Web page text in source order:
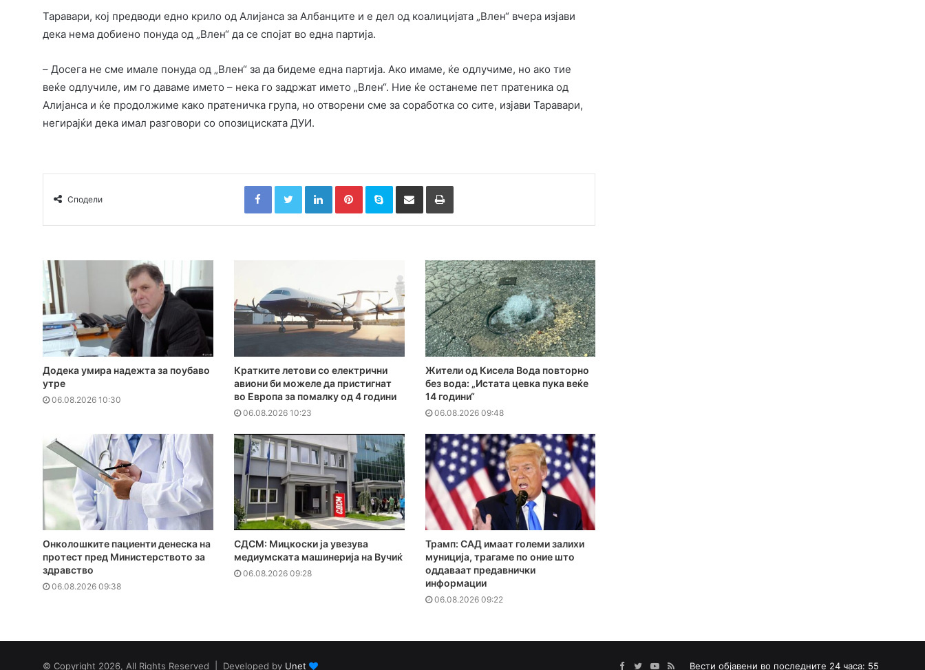
Таравари, кој предводи едно крило од Алијанса за Албанците и е дел од коалицијата „Влен“ вчера изјави
дека нема добиено понуда од „Влен“ да се спојат во една партија.
– Досега не сме имале понуда од „Влен“ за да бидеме една партија. Ако имаме, ќе одлучиме, но ако тие
веќе одлучиле, им го даваме името – нека го задржат името „Влен“. Ние ќе останеме пет пратеника од
Алијанса и ќе продолжиме како пратеничка група, но отворени сме за соработка со сите, изјави Таравари,
негирајќи дека имал разговори со опозициската ДУИ.
Сподели
FacebookTwitterLinkedInPinterestSkype Сподели преку Е-маил Испринтај
Додека умира надежта за поубаво
утре
06.08.2026 10:30
Кратките летови со електрични
авиони би можеле да пристигнат
во Европа за помалку од 4 години
06.08.2026 10:23
Жители од Кисела Вода повторно
без вода: „Истата цевка пука веќе
14 години“
06.08.2026 09:48
Онколошките пациенти денеска на
протест пред Министерството за
здравство
06.08.2026 09:38
СДСМ: Мицкоски ја увезува
медиумската машинерија на Вучиќ
06.08.2026 09:28
Трамп: САД имаат големи залихи
муниција, трагаме по оние што
оддаваат предавнички
информации
06.08.2026 09:22
© Copyright 2026, All Rights Reserved | Developed by Unet Вести објавени во последните 24 часа: 55
Facebook
TwitterYouTube
RSS